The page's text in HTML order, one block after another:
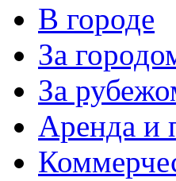
В городе
За
За
Аренда и